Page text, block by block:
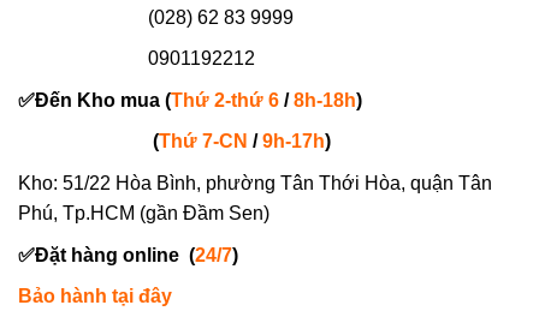
(028) 62 83 9999
0901192212
✅Đến Kho mua (Thứ 2-thứ 6 /8h-18h)
(Thứ 7-CN /9h-17h)
Kho: 51/22 Hòa Bình, phường Tân Thới Hòa, quận Tân
Phú, Tp.HCM (gần Đầm Sen)
✅Đặt hàng online (24/7)
Bảo hành tại đây